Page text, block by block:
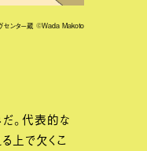
センター蔵 ©Wada Makoto
。代表的な
上で欠くこ